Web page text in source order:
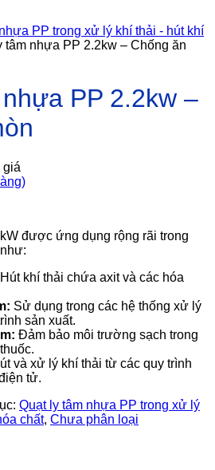
PP trong xử lý khí thải - hút khí
tâm nhựa PP 2.2kw – Chống ăn
PP 2.2kw –
giá
được ứng dụng rộng rãi trong
Hút khí thải chứa axit và các hóa
Sử dụng trong các hệ thống xử lý
sản xuất.
Đảm bảo môi trường sạch trong
và xử lý khí thải từ các quy trình
tử.
Quạt ly tâm nhựa PP trong xử lý
chất, Chưa phân loại